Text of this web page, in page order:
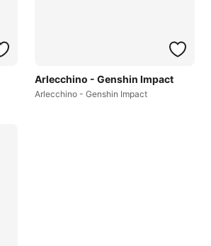
Arlecchino - Genshin Impact
Arlecchino - Genshin Impact